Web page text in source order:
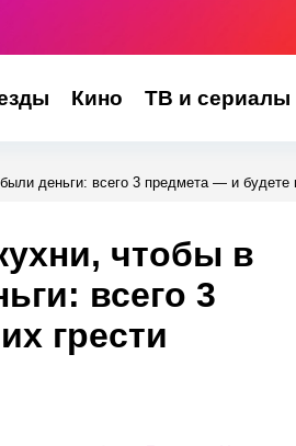
Кино ТВ и сериалы
деньги: всего 3 предмета — и будете
чтобы в
всего 3
грести